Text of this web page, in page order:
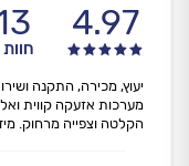
4.97
יעוץ, מכירה, התקנה
מערכות אזעקה קווית
הקלטה וצפייה מרחוק.